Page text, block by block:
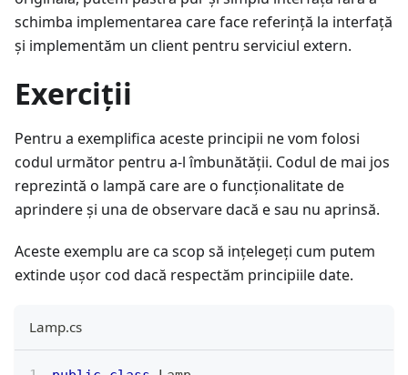
schimba implementarea care face referință la interfață
și implementăm un client pentru serviciul extern.
Exerciții
Pentru a exemplifica aceste principii ne vom folosi
codul următor pentru a-l îmbunătății. Codul de mai jos
reprezintă o lampă care are o funcționalitate de
aprindere și una de observare dacă e sau nu aprinsă.
Aceste exemplu are ca scop să ințelegeți cum putem
extinde ușor cod dacă respectăm principiile date.
Lamp.cs